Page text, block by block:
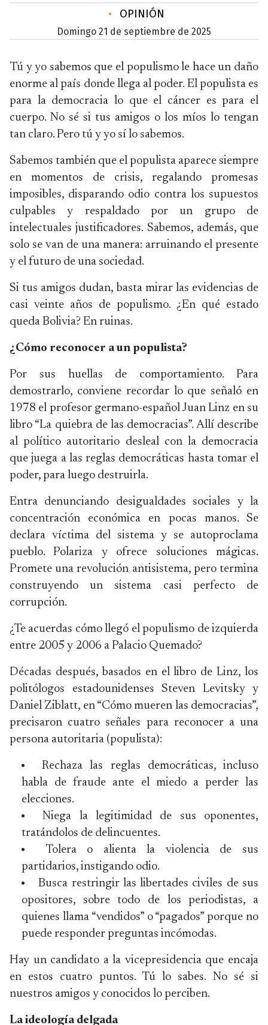
• OPINIÓN
domingo 21 de septiembre de 2025
Tú y yo sabemos que el populismo le hace un daño
enorme al país donde llega al poder. El populista es
para la democracia lo que el cáncer es para el
cuerpo. No sé si tus amigos o los míos lo tengan
tan claro. Pero tú y yo sí lo sabemos.
Sabemos también que el populista aparece siempre
en momentos de crisis, regalando promesas
imposibles, disparando odio contra los supuestos
culpables y respaldado por un grupo de
intelectuales justificadores. Sabemos, además, que
solo se van de una manera: arruinando el presente
y el futuro de una sociedad.
Si tus amigos dudan, basta mirar las evidencias de
casi veinte años de populismo. ¿En qué estado
queda Bolivia? En ruinas.
¿Cómo reconocer a un populista?
Por sus huellas de comportamiento. Para
demostrarlo, conviene recordar lo que señaló en
1978 el profesor germano-español Juan Linz en su
libro “La quiebra de las democracias”. Allí describe
al político autoritario desleal con la democracia
que juega a las reglas democráticas hasta tomar el
poder, para luego destruirla.
Entra denunciando desigualdades sociales y la
concentración económica en pocas manos. Se
declara víctima del sistema y se autoproclama
pueblo. Polariza y ofrece soluciones mágicas.
Promete una revolución antisistema, pero termina
construyendo un sistema casi perfecto de
corrupción.
¿Te acuerdas cómo llegó el populismo de izquierda
entre 2005 y 2006 a Palacio Quemado?
Décadas después, basados en el libro de Linz, los
politólogos estadounidenses Steven Levitsky y
Daniel Ziblatt, en “Cómo mueren las democracias”,
precisaron cuatro señales para reconocer a una
persona autoritaria (populista):
Rechaza las reglas democráticas, incluso
habla de fraude ante el miedo a perder las
elecciones.
Niega la legitimidad de sus oponentes,
tratándolos de delincuentes.
Tolera o alienta la violencia de sus
partidarios, instigando odio.
Busca restringir las libertades civiles de sus
opositores, sobre todo de los periodistas, a
quienes llama “vendidos” o “pagados” porque no
puede responder preguntas incómodas.
Hay un candidato a la vicepresidencia que encaja
en estos cuatro puntos. Tú lo sabes. No sé si
nuestros amigos y conocidos lo perciben.
La ideología delgada